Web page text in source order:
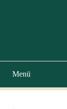
Main
Menü